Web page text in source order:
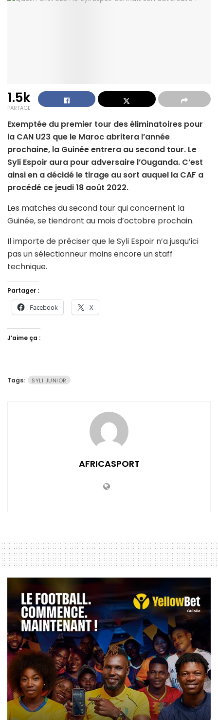
1.5k
PARTAGE
Exemptée du premier tour des éliminatoires pour
la CAN U23 que le Maroc abritera l’année
prochaine, la Guinée entrera au second tour. Le
Syli Espoir aura pour adversaire l’Ouganda. C’est
ainsi en a décidé le tirage au sort auquel la CAF a
procédé ce jeudi 18 août 2022.
Les matches du second tour qui concernent la
Guinée, se tiendront au mois d’octobre prochain.
Il importe de préciser que le Syli Espoir n’a jusqu’ici
pas un sélectionneur moins encore un staff
technique.
Partager :
Facebook X
J’aime ça :
Tags: SYLI JUNIOR
AFRICASPORT